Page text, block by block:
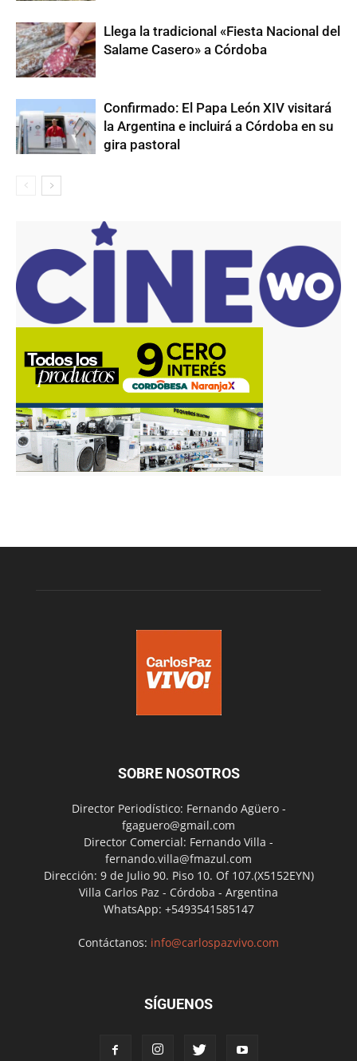
Llega la tradicional «Fiesta Nacional del
Salame Casero» a Córdoba
Confirmado: El Papa León XIV visitará
la Argentina e incluirá a Córdoba en su
gira pastoral
SOBRE NOSOTROS
Director Periodístico: Fernando Agüero -
fgaguero@gmail.com
Director Comercial: Fernando Villa -
fernando.villa@fmazul.com
Dirección: 9 de Julio 90. Piso 10. Of 107.(X5152EYN)
Villa Carlos Paz - Córdoba - Argentina
WhatsApp: +5493541585147
Contáctanos: info@carlospazvivo.com
SÍGUENOS